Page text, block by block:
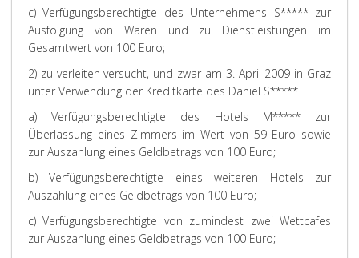
c) Verfügungsberechtigte des Unternehmens S***** zur
Ausfolgung von Waren und zu Dienstleistungen im
Gesamtwert von 100 Euro;
2) zu verleiten versucht, und zwar am 3. April 2009 in Graz
unter Verwendung der Kreditkarte des Daniel S*****
a) Verfügungsberechtigte des Hotels M***** zur
Überlassung eines Zimmers im Wert von 59 Euro sowie
zur Auszahlung eines Geldbetrags von 100 Euro;
b) Verfügungsberechtigte eines weiteren Hotels zur
Auszahlung eines Geldbetrags von 100 Euro;
c) Verfügungsberechtigte von zumindest zwei Wettcafes
zur Auszahlung eines Geldbetrags von 100 Euro;